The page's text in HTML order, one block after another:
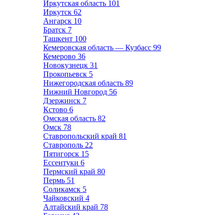
Иркутская область 101
Иркутск 62
Ангарск 10
Братск 7
Ташкент 100
Кемеровская область — Кузбасс 99
Кемерово 36
Новокузнецк 31
Прокопьевск 5
Нижегородская область 89
Нижний Новгород 56
Дзержинск 7
Кстово 6
Омская область 82
Омск 78
Ставропольский край 81
Ставрополь 22
Пятигорск 15
Ессентуки 6
Пермский край 80
Пермь 51
Соликамск 5
Чайковский 4
Алтайский край 78